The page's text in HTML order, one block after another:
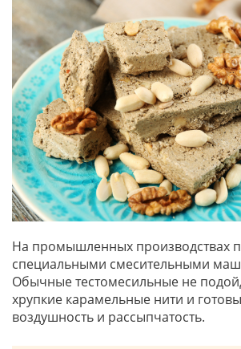
На промышленных производствах
специальными смесительными
Обычные тестомесильные не
хрупкие карамельные нити и
воздушность и рассыпчатость.